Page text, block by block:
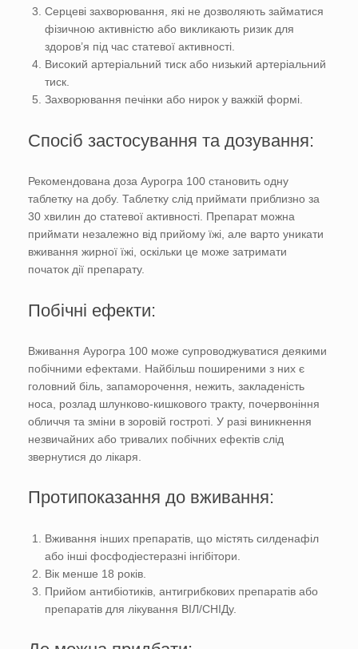
Серцеві захворювання, які не дозволяють займатися
фізичною активністю або викликають ризик для
здоров’я під час статевої активності.
Високий артеріальний тиск або низький артеріальний
тиск.
Захворювання печінки або нирок у важкій формі.
Спосіб застосування та дозування:
Рекомендована доза Аурогра 100 становить одну
таблетку на добу. Таблетку слід приймати приблизно за
30 хвилин до статевої активності. Препарат можна
приймати незалежно від прийому їжі, але варто уникати
вживання жирної їжі, оскільки це може затримати
початок дії препарату.
Побічні ефекти:
Вживання Аурогра 100 може супроводжуватися деякими
побічними ефектами. Найбільш поширеними з них є
головний біль, запаморочення, нежить, закладеність
носа, розлад шлунково-кишкового тракту, почервоніння
обличчя та зміни в зоровій гостроті. У разі виникнення
незвичайних або тривалих побічних ефектів слід
звернутися до лікаря.
Протипоказання до вживання:
Вживання інших препаратів, що містять силденафіл
або інші фосфодіестеразні інгібітори.
Вік менше 18 років.
Прийом антибіотиків, антигрибкових препаратів або
препаратів для лікування ВІЛ/СНІДу.